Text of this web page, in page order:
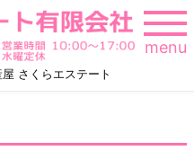
さくらエステート
menu